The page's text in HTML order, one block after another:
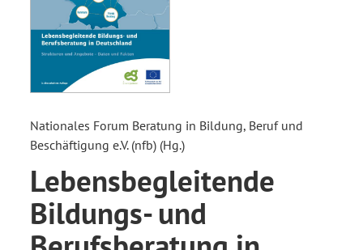
Nationales Forum Beratung in Bildung, Beruf und
Beschäftigung e.V. (nfb) (Hg.)
Lebensbegleitende
Bildungs- und